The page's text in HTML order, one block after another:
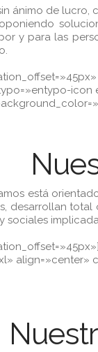
ánimo de
y para las
está
desarrollan